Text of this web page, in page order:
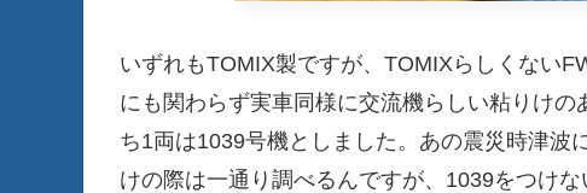
いずれもTOMIX製ですが、TOMIXらしくない
にも関わらず実車同様に交流機らしい粘りけ
ち1両は1039号機としました。あの震災時津波
けの際は一通り調べるんですが、1039をつけな